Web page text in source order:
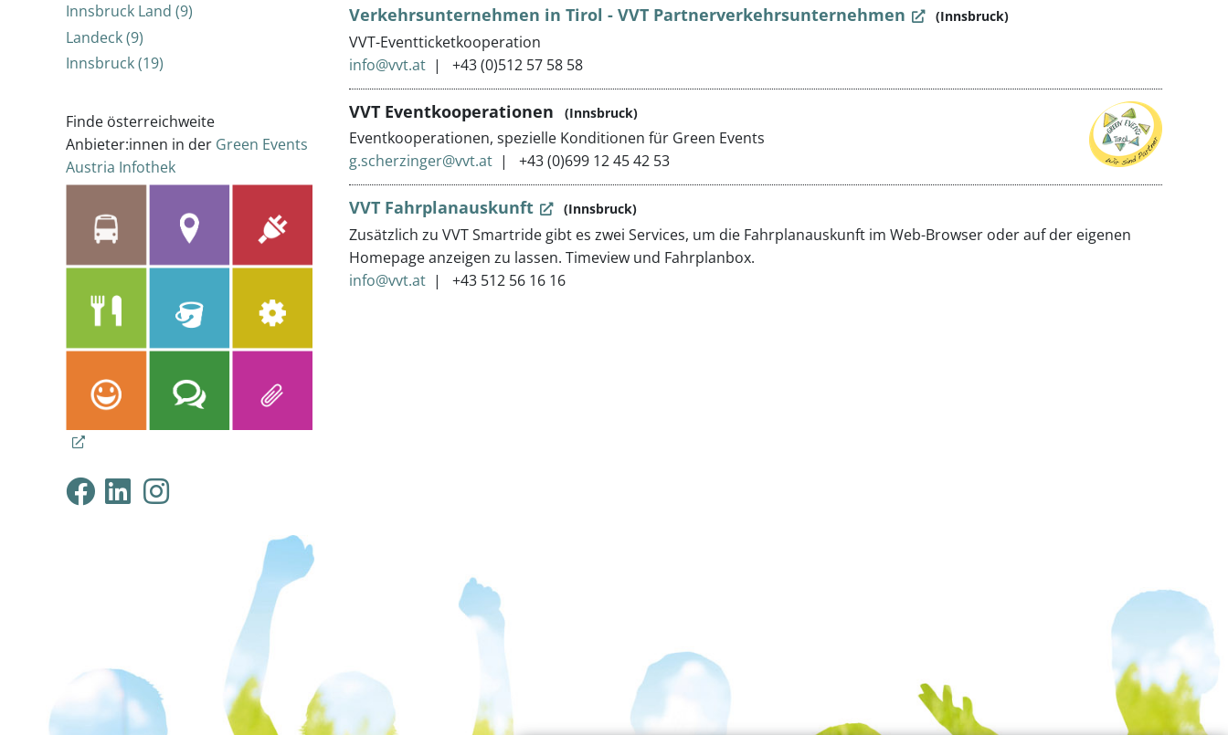
Innsbruck Land (9)
Landeck (9)
Innsbruck (19)
Finde österreichweite
Anbieter:innen in der Green Events
Austria Infothek
Verkehrsunternehmen in Tirol - VVT Partnerverkehrsunternehmen (Innsbruck)
VVT-Eventticketkooperation
info@vvt.at
+43 (0)512 57 58 58
VVT Eventkooperationen (Innsbruck)
Eventkooperationen, spezielle Konditionen für Green Events
g.scherzinger@vvt.at
+43 (0)699 12 45 42 53
VVT Fahrplanauskunft (Innsbruck)
Zusätzlich zu VVT Smartride gibt es zwei Services, um die Fahrplanauskunft im Web-Browser oder auf der eigenen
Homepage anzeigen zu lassen. Timeview und Fahrplanbox.
info@vvt.at
+43 512 56 16 16
Klimabündnis Tirol auf Facebook
Klimabündnis Tirol auf LinkedIn